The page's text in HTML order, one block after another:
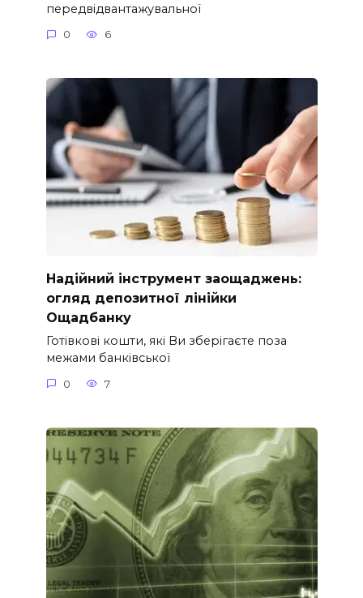
передвідвантажувальної
0 6
Надійний інструмент заощаджень:
огляд депозитної лінійки
Ощадбанку
Готівкові кошти, які Ви зберігаєте поза
межами банківської
0 7